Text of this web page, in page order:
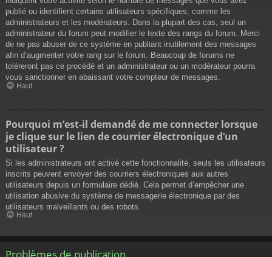
publié ou identifient certains utilisateurs spécifiques, comme les
administrateurs et les modérateurs. Dans la plupart des cas, seul un
administrateur du forum peut modifier le texte des rangs du forum. Merci
de ne pas abuser de ce système en publiant inutilement des messages
afin d’augmenter votre rang sur le forum. Beaucoup de forums ne
toléreront pas ce procédé et un administrateur ou un modérateur pourra
vous sanctionner en abaissant votre compteur de messages.
Haut
Pourquoi m’est-il demandé de me connecter lorsque
je clique sur le lien de courrier électronique d’un
utilisateur ?
Si les administrateurs ont activé cette fonctionnalité, seuls les utilisateurs
inscrits peuvent envoyer des courriers électroniques aux autres
utilisateurs depuis un formulaire dédié. Cela permet d’empêcher une
utilisation abusive du système de messagerie électronique par des
utilisateurs malveillants ou des robots.
Haut